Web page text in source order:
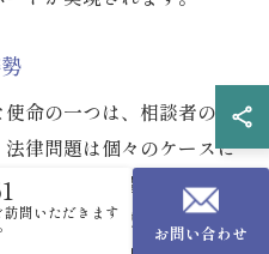
命の一つは、相談者の声
律問題は個々のケースに
や感情が影響します。そ
丁寧に聞き取り、ニーズ
問いただきます
お問い合わせ